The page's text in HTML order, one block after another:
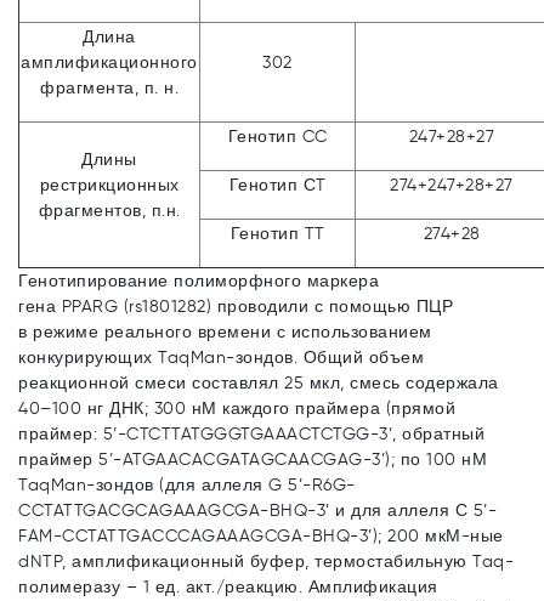
Длина
амплификационного
фрагмента, п. н.
302
Длины
рестрикционных
фрагментов, п.н.
Генотип CC 247+28+27
Генотип СT 274+247+28+27
Генотип TT 274+28
Генотипирование полиморфного маркера
гена PPARG (rs1801282) проводили с помощью ПЦР
в режиме реального времени с использованием
конкурирующих TaqMan-зондов. Общий объем
реакционной смеси составлял 25 мкл, смесь содержала
40–100 нг ДНК; 300 нМ каждого праймера (прямой
праймер: 5’-CTCTTATGGGTGAAACTCTGG-3’, обратный
праймер 5’-ATGAACACGATAGCAACGAG-3’); по 100 нМ
TaqMan-зондов (для аллеля G 5’-R6G-
CCTATTGACGCAGAAAGCGA-BHQ-3’ и для аллеля С 5’-
FAM-CCTATTGACCCAGAAAGCGA-BHQ-3’); 200 мкМ-ные
dNTP, амплификационный буфер, термостабильную Taq-
полимеразу – 1 ед. акт./реакцию. Амплификация